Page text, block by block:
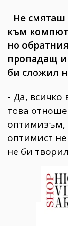
- Не смяташ
към
но
пропадащ и
би сложил
- Да, всичко
това
оптимизъм,
оптимист
не би